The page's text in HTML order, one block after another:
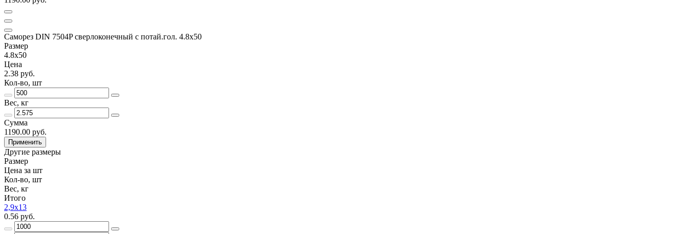
Саморез DIN 7504P сверлоконечный с потай.гол. 4.8x50
Размер
4.8x50
Цена
2.38 руб.
Кол-во, шт
Вес, кг
Сумма
1190.00 руб.
Применить
Другие размеры
Размер
Цена за шт
Кол-во, шт
Вес, кг
Итого
2,9x13
0.56 руб.